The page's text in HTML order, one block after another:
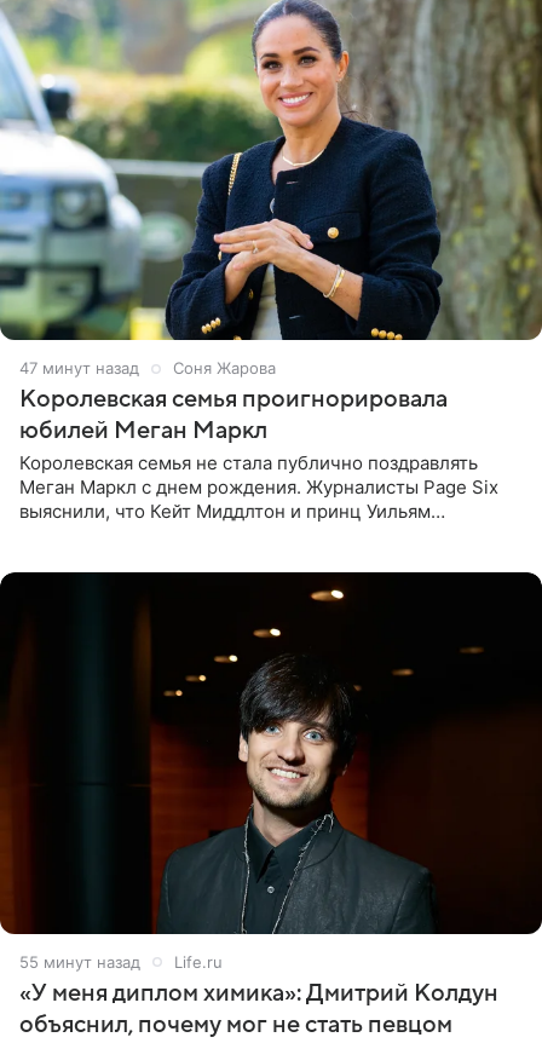
47 минут назад Соня Жарова
Королевская семья проигнорировала
юбилей Меган Маркл
Королевская семья не стала публично поздравлять
Меган Маркл с днем рождения. Журналисты Page Six
выяснили, что Кейт Миддлтон и принц Уильям
55 минут назад Life.ru
«У меня диплом химика»: Дмитрий Колдун
объяснил, почему мог не стать певцом